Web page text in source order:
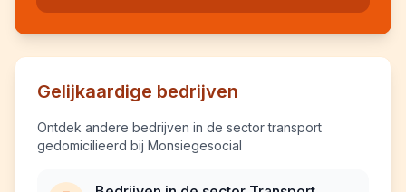
Gelijkaardige bedrijven
Ontdek andere bedrijven in de sector transport
gedomicilieerd bij Monsiegesocial